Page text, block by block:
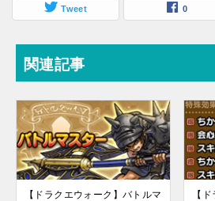
Tweet 0
関連記事
【ドラクエウォーク】バトルマ
【